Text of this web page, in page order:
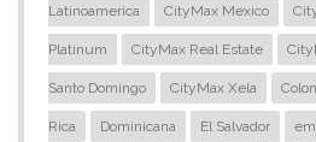
Latinoamerica CityMax Mexico
Platinum CityMax Real Estate
Santo Domingo CityMax Xela
Rica Dominicana El Salvador